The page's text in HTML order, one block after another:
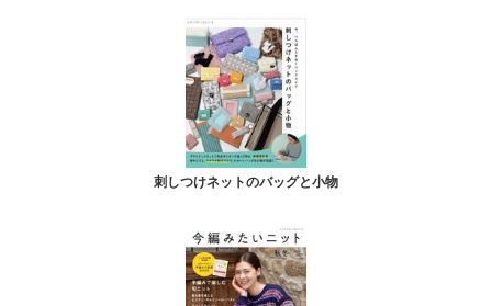
刺しつけネットのバッグと小物